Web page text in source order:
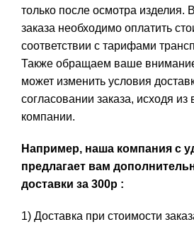
только после осмотра изделия.
заказа необходимо оплатить
соответствии с тарифами
Также обращаем ваше
может изменить условия
согласовании заказа, исходя из
компании.
Например, наша компания с
предлагает вам
доставки за 300р :
1) Доставка при стоимости